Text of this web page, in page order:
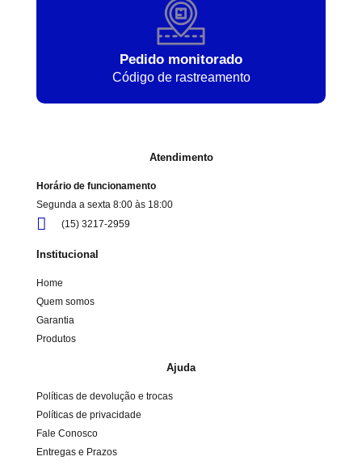
Pedido monitorado
Código de rastreamento
Atendimento
Horário de funcionamento
Segunda a sexta 8:00 às 18:00
(15) 3217-2959
Institucional
Home
Quem somos
Garantia
Produtos
Ajuda
Políticas de devolução e trocas
Políticas de privacidade
Fale Conosco
Entregas e Prazos